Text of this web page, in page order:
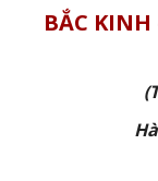
BẮC